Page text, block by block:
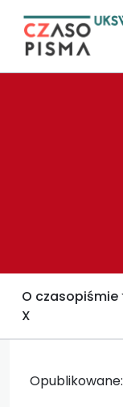
O czasopiśmie
X
Opublikowane: